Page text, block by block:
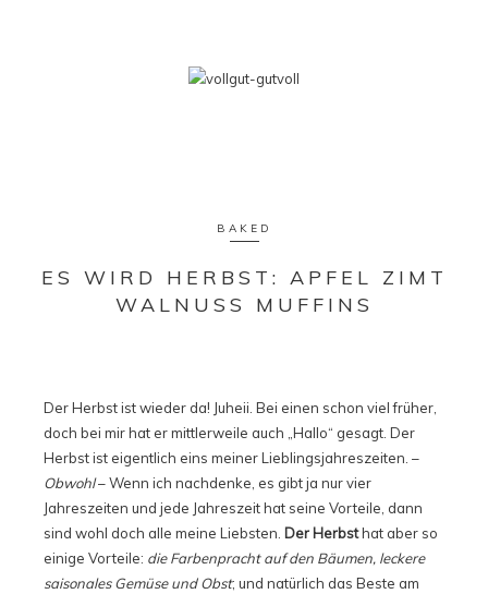
BAKED
ES WIRD HERBST: APFEL ZIMT
WALNUSS MUFFINS
Der Herbst ist wieder da! Juheii. Bei einen schon viel früher,
doch bei mir hat er mittlerweile auch „Hallo“ gesagt. Der
Herbst ist eigentlich eins meiner Lieblingsjahreszeiten. –
Obwohl– Wenn ich nachdenke, es gibt ja nur vier
Jahreszeiten und jede Jahreszeit hat seine Vorteile, dann
sind wohl doch alle meine Liebsten. Der Herbsthat aber so
einige Vorteile: die Farbenpracht auf den Bäumen, leckere
saisonales Gemüse und Obst; und natürlich das Beste am